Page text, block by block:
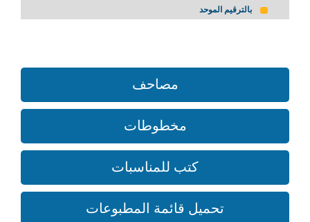
بالترقيم الموحد
مصاحف
مخطوطات
كتب للمناسبات
تحميل قائمة المطبوعات